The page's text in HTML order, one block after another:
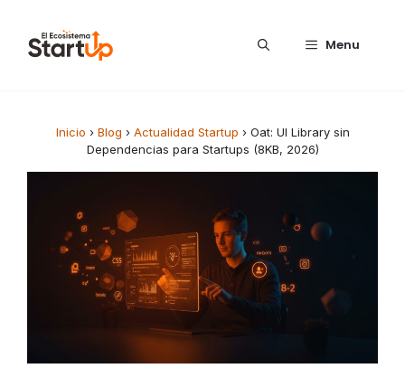
Menu
Inicio › Blog › Actualidad Startup › Oat: UI Library sin
Dependencias para Startups (8KB, 2026)